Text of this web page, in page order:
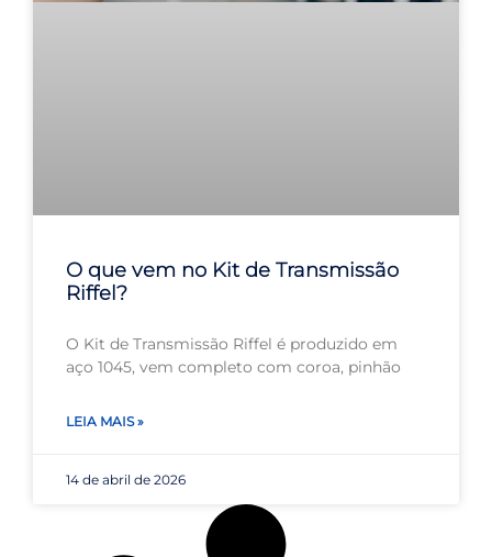
O que vem no Kit de Transmissão
Riffel?
O Kit de Transmissão Riffel é produzido em
aço 1045, vem completo com coroa, pinhão
LEIA MAIS »
14 de abril de 2026